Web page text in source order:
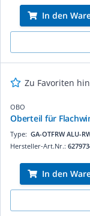
In den
Zu Favoriten
OBO
Oberteil für
Type: GA-OTFRW ALU-
Hersteller-Art.Nr.:
In den